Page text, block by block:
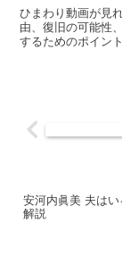
ひまわり動画が見
由、復旧の可能性
するためのポイン
安河内眞美 夫は
解説